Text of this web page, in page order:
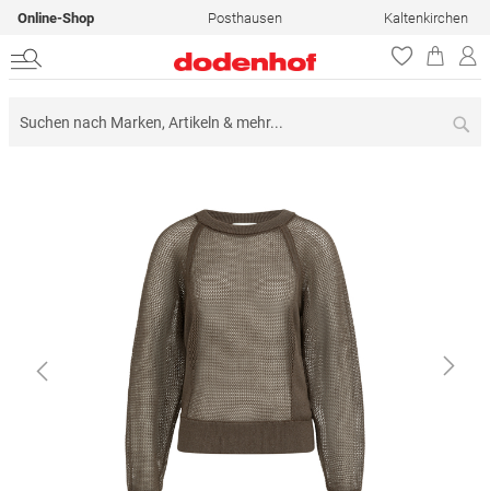
Online-Shop Posthausen Kaltenkirchen